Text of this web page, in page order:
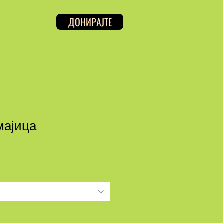
ДОНИРАЈТЕ